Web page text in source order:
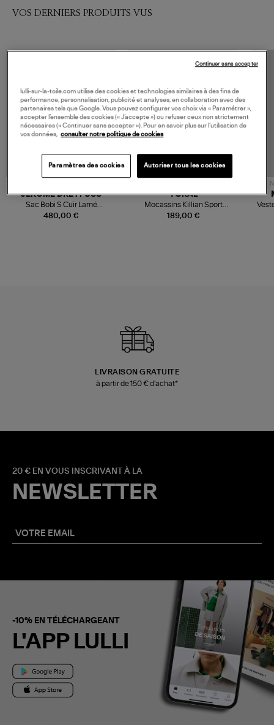
VOS DERNIERS PRODUITS VUS
480,00 €
JEROME DREYFUSS
Sac Bobi S Cuir Lamé
Champagne
189,00 €
TORAL
Mocassins Killian Sport
Mousse
LIVRAISON GRATUITE
à partir de 150 € d'achat*
20 € EN VOUS INSCRIVANT À LA
NEWSLETTER
-10% EN TÉLÉCHARGEANT
L'APP LULLI
lulli-sur-la-toile.com utilise des cookies et technologies similaires à des fins de
performance, personnalisation, publicité et analyses, en collaboration avec des
partenaires tels que Google. Vous pouvez configurer vos choix via « Paramétrer »,
accepter l’ensemble des cookies (« J’accepte ») ou refuser ceux non strictement
nécessaires (« Continuer sans accepter »). Pour en savoir plus sur l’utilisation de
vos données, consulter notre politique de cookies
Paramètres des cookies Autoriser tous les cookies
Continuer sans accepter